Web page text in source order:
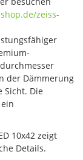
zeiss-
der Dämmerung
Die
10x42 zeigt
Details.